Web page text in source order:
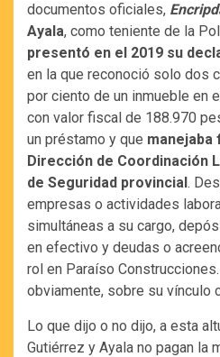
documentos oficiales,
Ayala, como teniente de la
presentó en el 2019 su
en la que reconoció solo dos
por ciento de un inmueble en
con valor fiscal de 188.970
un préstamo y que manejaba
Dirección de Coordinación
de Seguridad provincial.
empresas o actividades
simultáneas a su cargo,
en efectivo y deudas o
rol en Paraíso
obviamente, sobre su vínculo
Lo que dijo o no dijo, a esta
Gutiérrez y Ayala no pagan la